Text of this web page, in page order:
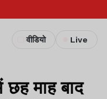
वीडियो Live
माह बाद